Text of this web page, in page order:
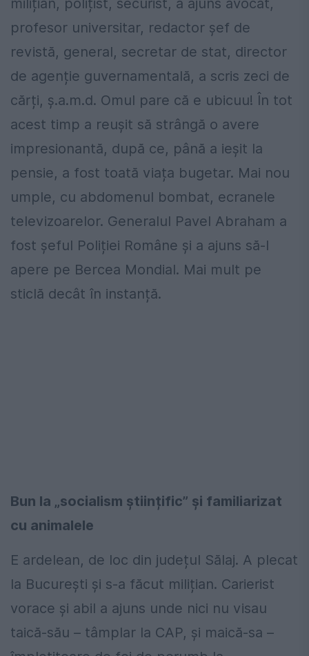
milițian, polițist, securist, a ajuns avocat,
profesor universitar, redactor șef de
revistă, general, secretar de stat, director
de agenție guvernamentală, a scris zeci de
cărți, ș.a.m.d. Omul pare că e ubicuu! În tot
acest timp a reușit să strângă o avere
impresionantă, după ce, până a ieșit la
pensie, a fost toată viața bugetar. Mai nou
umple, cu abdomenul bombat, ecranele
televizoarelor. Generalul Pavel Abraham a
fost șeful Poliției Române și a ajuns să-l
apere pe Bercea Mondial. Mai mult pe
sticlă decât în instanță.
Bun la „socialism științific” și familiarizat
cu animalele
E ardelean, de loc din județul Sălaj. A plecat
la București și s-a făcut milițian. Carierist
vorace și abil a ajuns unde nici nu visau
taică-său – tâmplar la CAP, și maică-sa –